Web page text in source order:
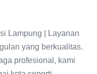
Lampung | Layanan
yang berkualitas.
profesional, kami